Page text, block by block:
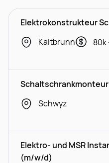
Elektrokonstrukteur
Kaltbrunn
80k
Schwyz
Elektro- und MSR
(m/w/d)